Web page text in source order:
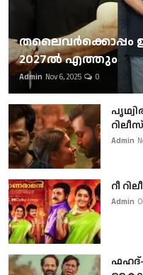
തലൈവര്‍ക്കൊപ്പം
2027ല്‍ എത്തും
Admin Nov 6, 2025 0
Admin
റീ
Admin
ഫഹദ്-